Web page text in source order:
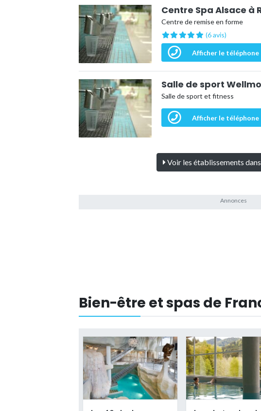
Centre Spa Alsace à
Centre de remise en forme
(6 avis)
Afficher le téléphone
Salle de sport
Salle de sport et fitness
Afficher le téléphone
Voir les établissements
Bien-être et spas de